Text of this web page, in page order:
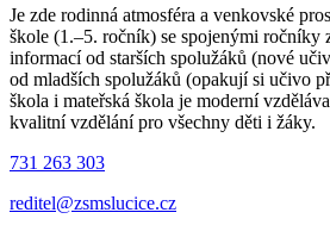
Je zde rodinná atmosféra a venkovské
škole (1.–5. ročník) se spojenými ročníky
informací od starších spolužáků (nové
od mladších spolužáků (opakují si učivo
škola i mateřská škola je moderní
kvalitní vzdělání pro všechny děti i žáky.
731 263 303
reditel@zsmslucice.cz